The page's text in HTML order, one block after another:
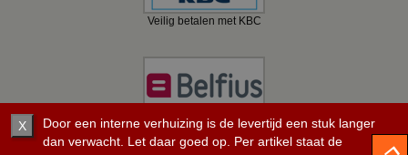
Veilig betalen met KBC
Veilig betalen met Belfius
X
Door een interne verhuizing is de levertijd een stuk langer
dan verwacht. Let daar goed op. Per artikel staat de